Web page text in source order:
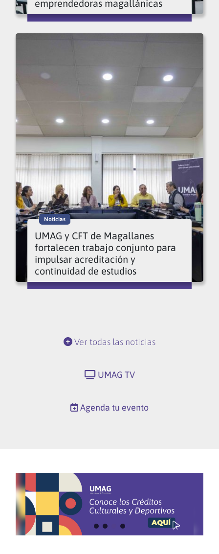
emprendedoras magallánicas
Noticias
UMAG y CFT de Magallanes
fortalecen trabajo conjunto para
impulsar acreditación y
continuidad de estudios
Ver todas las noticias
UMAG TV
Agenda tu evento